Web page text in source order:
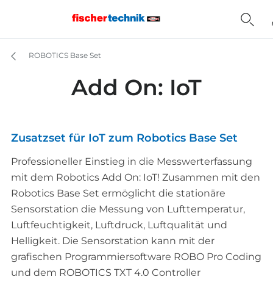
ROBOTICS Base Set
Add On: IoT
Zusatzset für IoT zum Robotics Base Set
Professioneller Einstieg in die Messwerterfassung
mit dem Robotics Add On: IoT! Zusammen mit den
Robotics Base Set ermöglicht die stationäre
Sensorstation die Messung von Lufttemperatur,
Luftfeuchtigkeit, Luftdruck, Luftqualität und
Helligkeit. Die Sensorstation kann mit der
grafischen Programmiersoftware ROBO Pro Coding
und dem ROBOTICS TXT 4.0 Controller